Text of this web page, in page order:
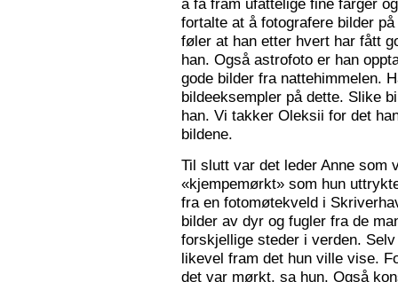
å få fram ufattelige fine farger
fortalte at å fotografere bilder
føler at han etter hvert har fått
han. Også astrofoto er han
gode bilder fra nattehimmelen.
bildeeksempler på dette. Slike
han. Vi takker Oleksii for det
bildene.
Til slutt var det leder Anne som
«kjempemørkt» som hun
fra en fotomøtekveld i
bilder av dyr og fugler fra de
forskjellige steder i verden.
likevel fram det hun ville vise.
det var mørkt, sa hun. Også